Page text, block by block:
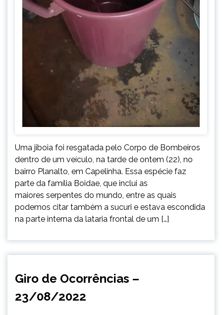
Uma jiboia foi resgatada pelo Corpo de Bombeiros
dentro de um veículo, na tarde de ontem (22), no
bairro Planalto, em Capelinha. Essa espécie faz
parte da família Boidae, que inclui as
maiores serpentes do mundo, entre as quais
podemos citar também a sucuri e estava escondida
na parte interna da lataria frontal de um […]
NOTÍCIAS
Giro de Ocorrências –
23/08/2022